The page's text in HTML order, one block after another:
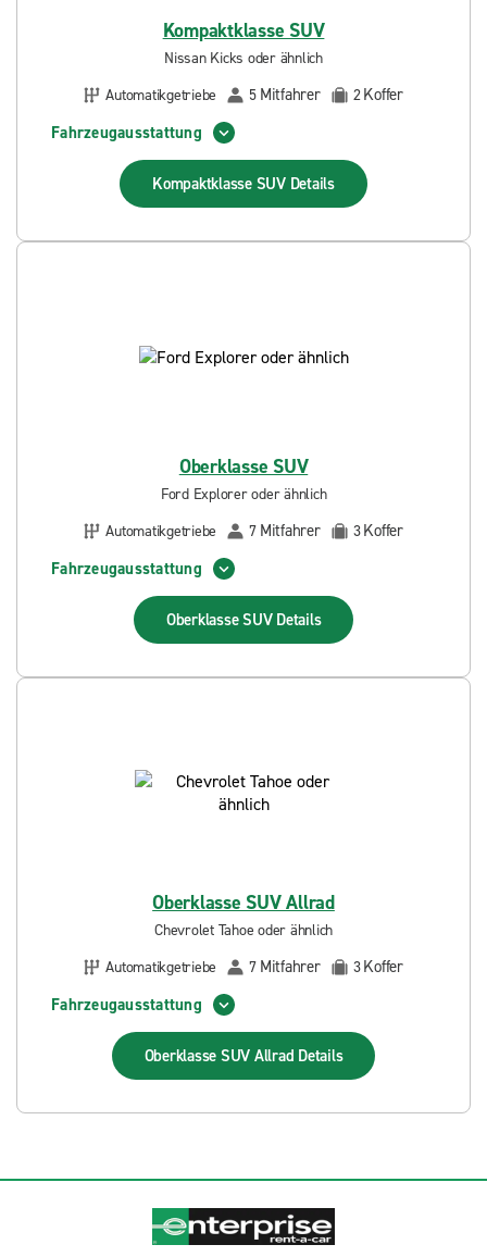
Kompaktklasse SUV
Nissan Kicks oder ähnlich
Automatikgetriebe
5 Mitfahrer 2Koffer
Fahrzeugausstattung
Kompaktklasse SUV Details
Oberklasse SUV
Ford Explorer oder ähnlich
Automatikgetriebe
7 Mitfahrer 3Koffer
Fahrzeugausstattung
Oberklasse SUV Details
Oberklasse SUV Allrad
Chevrolet Tahoe oder ähnlich
Automatikgetriebe
7 Mitfahrer 3Koffer
Fahrzeugausstattung
Oberklasse SUV Allrad Details